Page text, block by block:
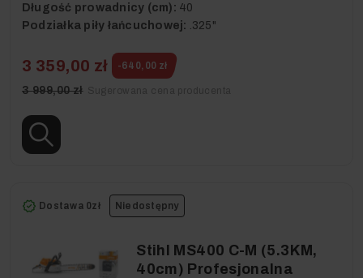
Długość prowadnicy (cm): 40
Podziałka piły łańcuchowej: .325"
3 359,00 zł -640,00 zł
3 999,00 zł
Niedostępny
Dostawa 0zł
Stihl MS400 C-M (5.3KM,
40cm) Profesjonalna